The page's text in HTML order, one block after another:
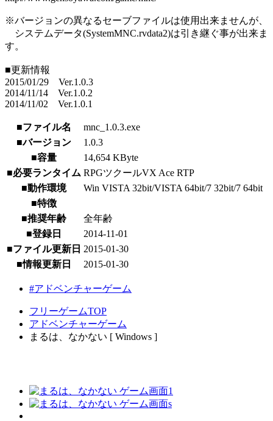
※バージョンの異なるセーブファイルは使用出来ませんが、
システムデータ(SystemMNC.rvdata2)は引き継ぐ事が出来ま
す。
■更新情報
2015/01/29 Ver.1.0.3
2014/11/14 Ver.1.0.2
2014/11/02 Ver.1.0.1
■ファイル名
mnc_1.0.3.exe
■バージョン
1.0.3
■容量
14,654 KByte
■必要ランタイム RPGツクールVX Ace RTP
■動作環境
Win VISTA 32bit/VISTA 64bit/7 32bit/7 64bit
■特徴
■推奨年齢
全年齢
■登録日
2014-11-01
■ファイル更新日 2015-01-30
■情報更新日
2015-01-30
#アドベンチャーゲーム
フリーゲームTOP
アドベンチャーゲーム
まるは、なかない [ Windows ]